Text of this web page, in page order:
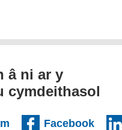
â ni ar y
cymdeithasol
(external websiteCY)
Facebook